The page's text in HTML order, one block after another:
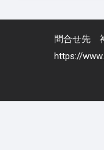
問合せ先
https://